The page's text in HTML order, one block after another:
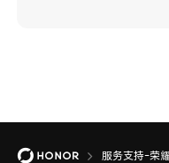
服务支持-荣